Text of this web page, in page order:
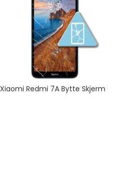
Xiaomi Redmi 7A Bytte Skjerm